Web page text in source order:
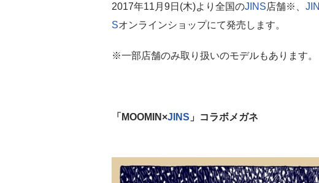
2017年11月9日(木)より全国のJINS店舗※、 JIN
Sオンラインショップにて発売します。
※一部店舗のみ取り扱いのモデルもあります。
「MOOMIN×JINS 」コラボメガネ